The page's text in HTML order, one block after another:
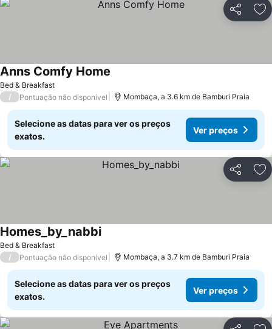
Partilhar
Bed & Breakfast
Anns Comfy Home
/ Pontuação não disponível Mombaça, a 3.6 km de Bamburi Praia
Selecione as datas para ver os preços
exatos.
Ver preços
Partilhar
Bed & Breakfast
Homes_by_nabbi
/ Pontuação não disponível Mombaça, a 3.7 km de Bamburi Praia
Selecione as datas para ver os preços
exatos.
Ver preços